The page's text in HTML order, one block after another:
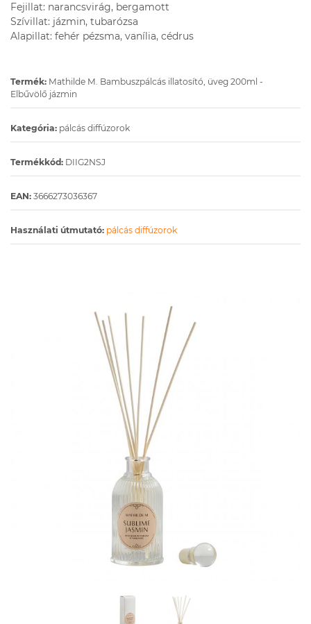
Fejillat: narancsvirág, bergamott
Szívillat: jázmin, tubarózsa
Alapillat: fehér pézsma, vanília, cédrus
Termék: Mathilde M. Bambuszpálcás illatosító, üveg 200ml -
Elbűvölő jázmin
Kategória: pálcás diffúzorok
Termékkód: DIIG2NSJ
EAN: 3666273036367
Használati útmutató: pálcás diffúzorok